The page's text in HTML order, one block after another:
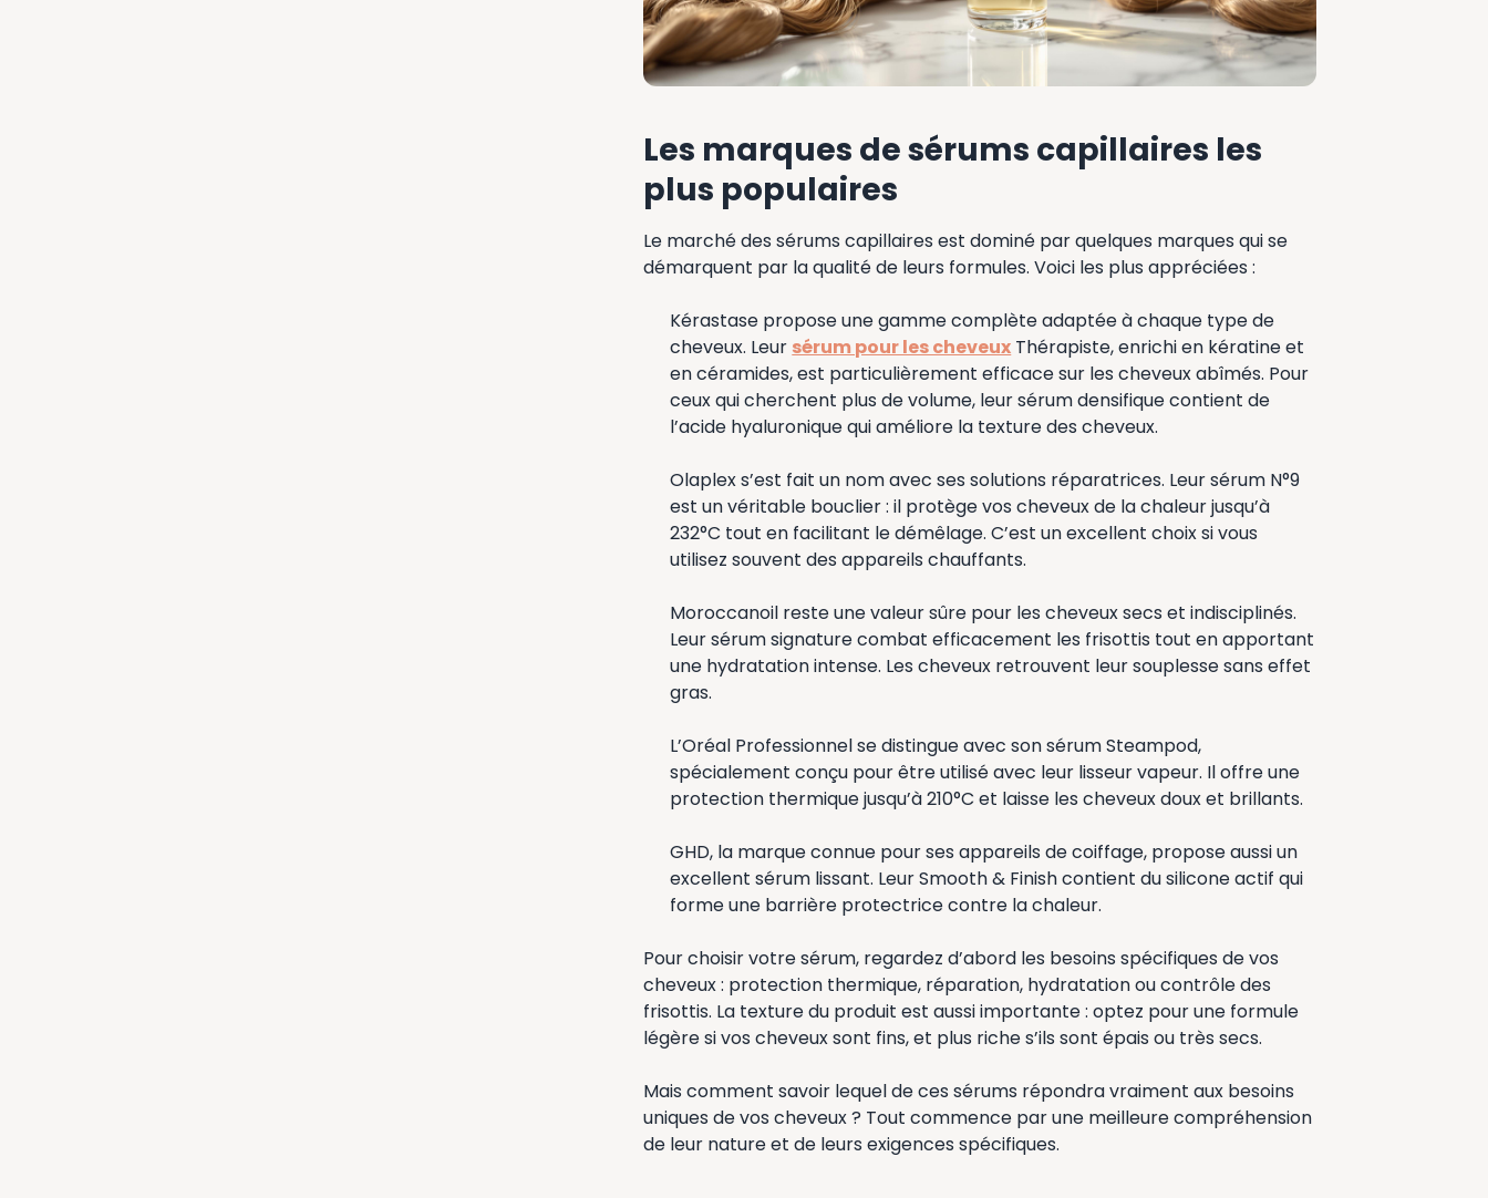
Les marques de sérums capillaires les
plus populaires
Le marché des sérums capillaires est dominé par quelques marques qui se
démarquent par la qualité de leurs formules. Voici les plus appréciées :
Kérastase propose une gamme complète adaptée à chaque type de
cheveux. Leur sérum pour les cheveux Thérapiste, enrichi en kératine et
en céramides, est particulièrement efficace sur les cheveux abîmés. Pour
ceux qui cherchent plus de volume, leur sérum densifique contient de
l’acide hyaluronique qui améliore la texture des cheveux.
Olaplex s’est fait un nom avec ses solutions réparatrices. Leur sérum N°9
est un véritable bouclier : il protège vos cheveux de la chaleur jusqu’à
232°C tout en facilitant le démêlage. C’est un excellent choix si vous
utilisez souvent des appareils chauffants.
Moroccanoil reste une valeur sûre pour les cheveux secs et indisciplinés.
Leur sérum signature combat efficacement les frisottis tout en apportant
une hydratation intense. Les cheveux retrouvent leur souplesse sans effet
gras.
L’Oréal Professionnel se distingue avec son sérum Steampod,
spécialement conçu pour être utilisé avec leur lisseur vapeur. Il offre une
protection thermique jusqu’à 210°C et laisse les cheveux doux et brillants.
GHD, la marque connue pour ses appareils de coiffage, propose aussi un
excellent sérum lissant. Leur Smooth & Finish contient du silicone actif qui
forme une barrière protectrice contre la chaleur.
Pour choisir votre sérum, regardez d’abord les besoins spécifiques de vos
cheveux : protection thermique, réparation, hydratation ou contrôle des
frisottis. La texture du produit est aussi importante : optez pour une formule
légère si vos cheveux sont fins, et plus riche s’ils sont épais ou très secs.
Mais comment savoir lequel de ces sérums répondra vraiment aux besoins
uniques de vos cheveux ? Tout commence par une meilleure compréhension
de leur nature et de leurs exigences spécifiques.